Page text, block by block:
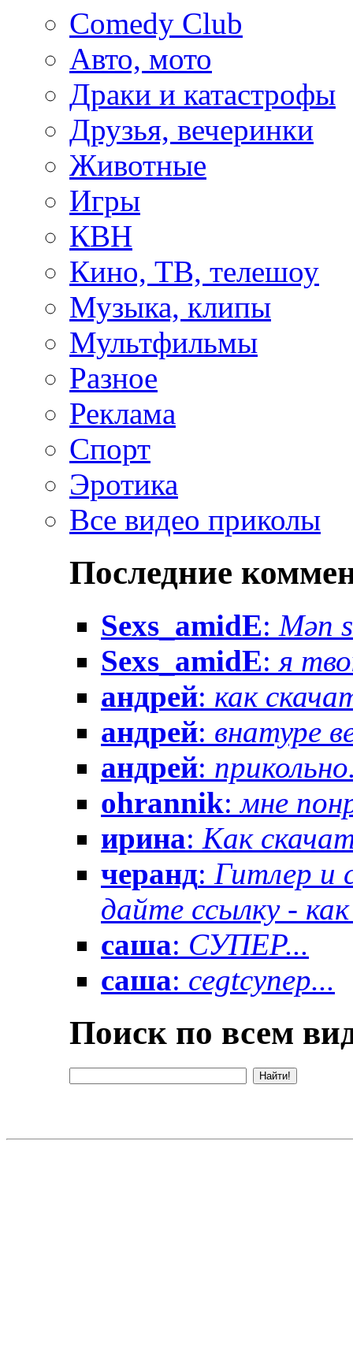
Comedy Club
Авто, мото
Драки и катастрофы
Друзья, вечеринки
Животные
Игры
КВН
Кино, ТВ, телешоу
Музыка, клипы
Мультфильмы
Разное
Реклама
Спорт
Эротика
Все видео приколы
Последние
Sexs_amidE: Mən
Sexs_amidE: я
андрей: как
андрей: внатуре
андрей:
ohrannik:мне
ирина: Как
черанд: Гитлер и
дайте ссылку -
саша: СУПЕР...
саша: cegtсупер...
Поиск по всем